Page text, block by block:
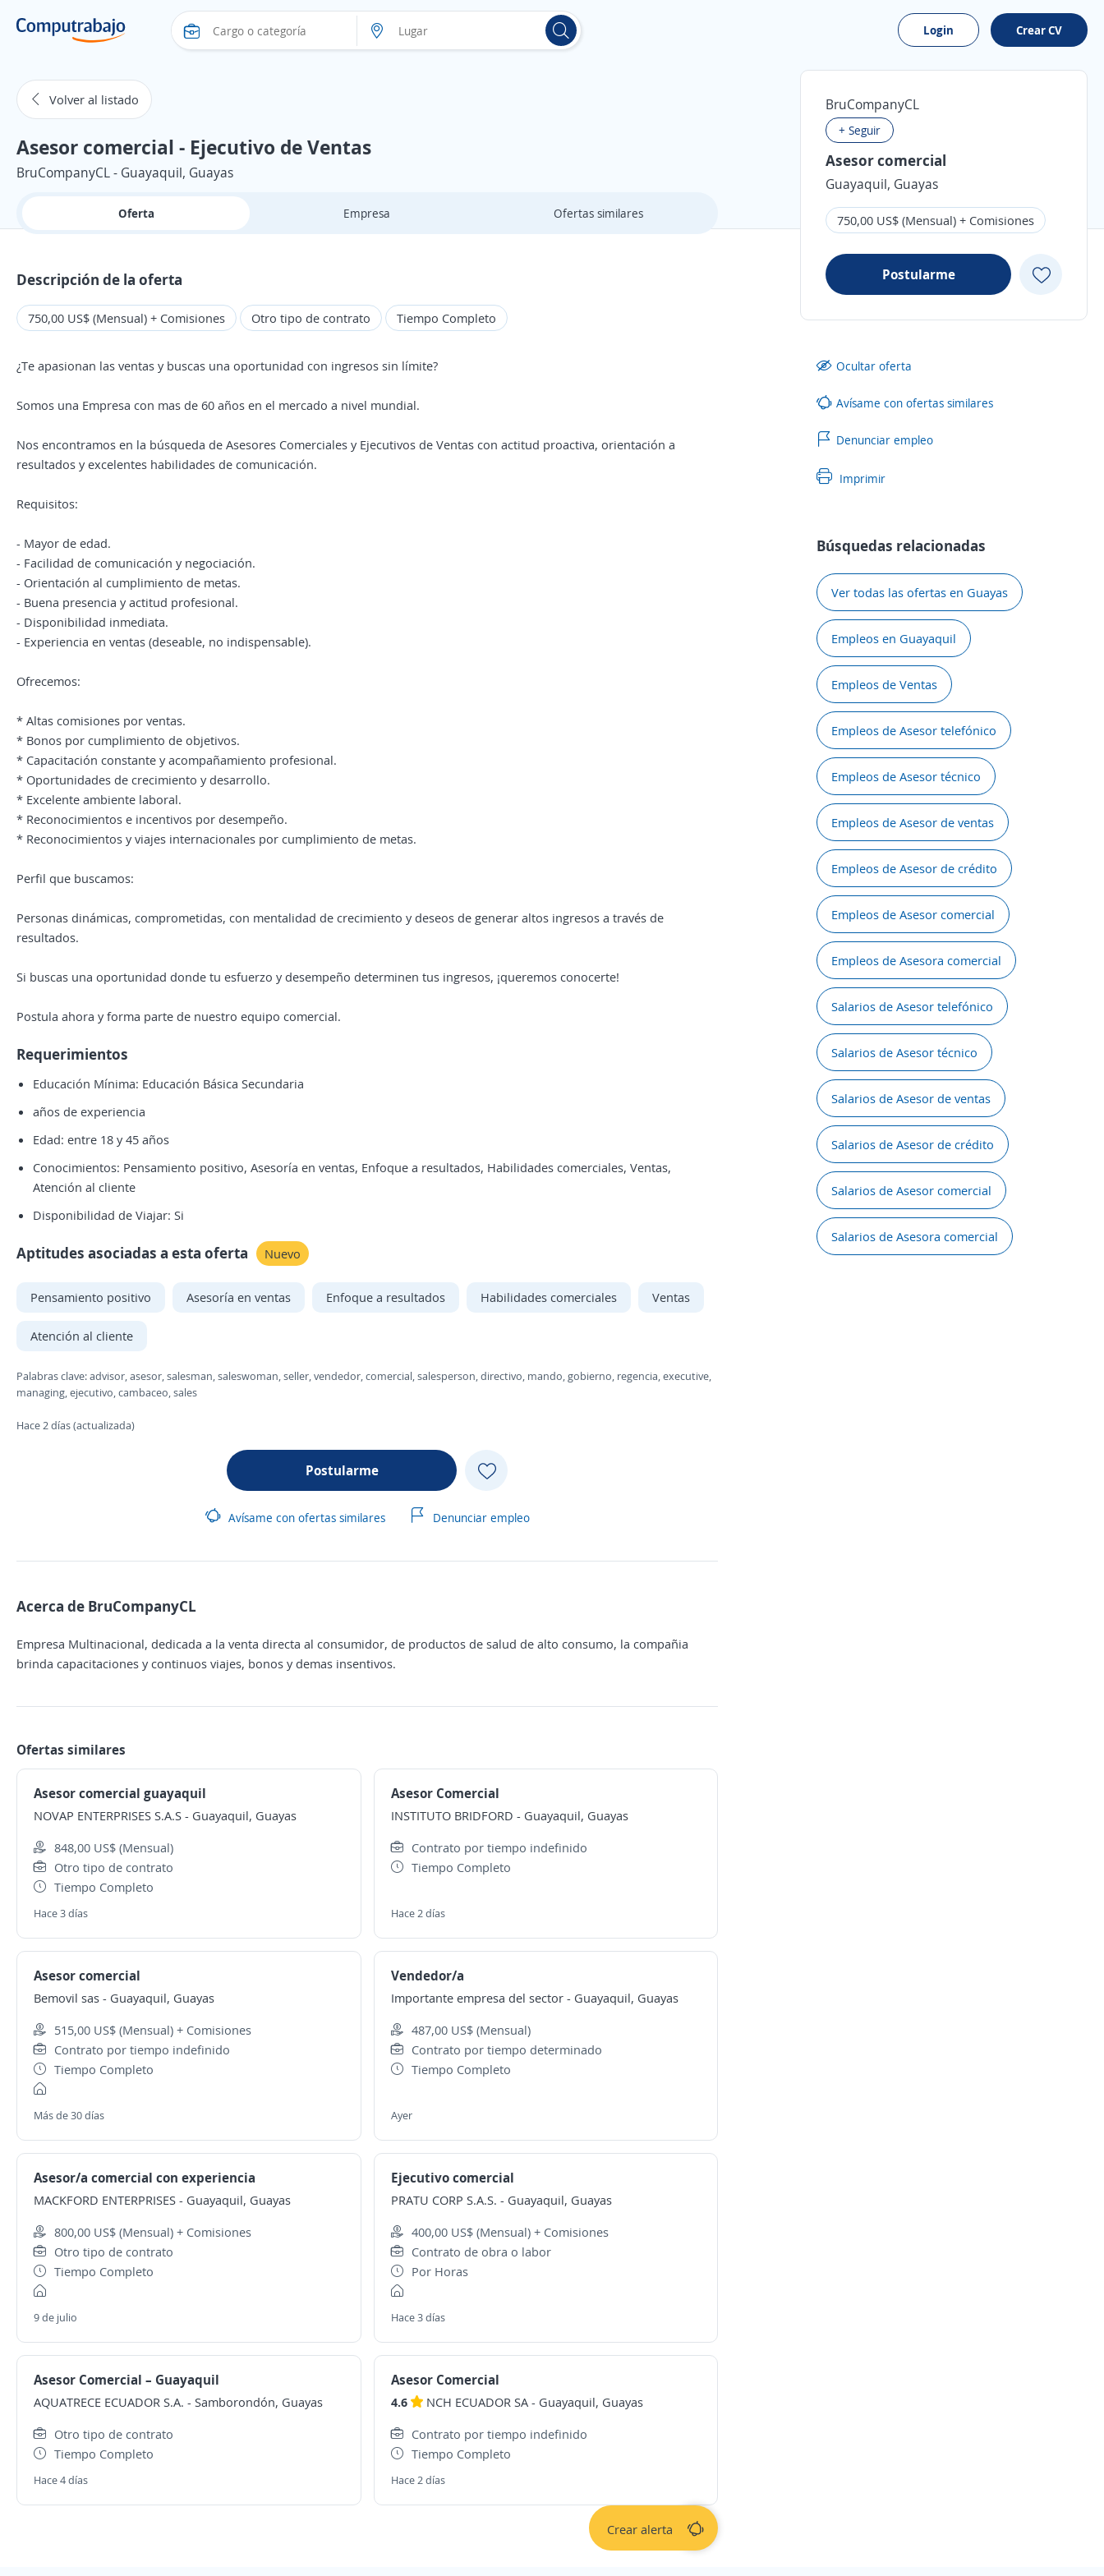
Login Crear CV
Volver al listado
Asesor comercial - Ejecutivo de Ventas
BruCompanyCL - Guayaquil, Guayas
Oferta Empresa Ofertas similares
Descripción de la oferta
750,00 US$ (Mensual) + Comisiones Otro tipo de contrato Tiempo Completo
¿Te apasionan las ventas y buscas una oportunidad con ingresos sin límite?
Somos una Empresa con mas de 60 años en el mercado a nivel mundial.
Nos encontramos en la búsqueda de Asesores Comerciales y Ejecutivos de Ventas con actitud proactiva, orientación a
resultados y excelentes habilidades de comunicación.
Requisitos:
- Mayor de edad.
- Facilidad de comunicación y negociación.
- Orientación al cumplimiento de metas.
- Buena presencia y actitud profesional.
- Disponibilidad inmediata.
- Experiencia en ventas (deseable, no indispensable).
Ofrecemos:
* Altas comisiones por ventas.
* Bonos por cumplimiento de objetivos.
* Capacitación constante y acompañamiento profesional.
* Oportunidades de crecimiento y desarrollo.
* Excelente ambiente laboral.
* Reconocimientos e incentivos por desempeño.
* Reconocimientos y viajes internacionales por cumplimiento de metas.
Perfil que buscamos:
Personas dinámicas, comprometidas, con mentalidad de crecimiento y deseos de generar altos ingresos a través de
resultados.
Si buscas una oportunidad donde tu esfuerzo y desempeño determinen tus ingresos, ¡queremos conocerte!
Postula ahora y forma parte de nuestro equipo comercial.
Requerimientos
Educación Mínima: Educación Básica Secundaria
años de experiencia
Edad: entre 18 y 45 años
Conocimientos: Pensamiento positivo, Asesoría en ventas, Enfoque a resultados, Habilidades comerciales, Ventas,
Atención al cliente
Disponibilidad de Viajar: Si
Aptitudes asociadas a esta oferta Nuevo
Pensamiento positivo Asesoría en ventas Enfoque a resultados Habilidades comerciales Ventas
Atención al cliente
Palabras clave: advisor, asesor, salesman, saleswoman, seller, vendedor, comercial, salesperson, directivo, mando, gobierno, regencia, executive,
managing, ejecutivo, cambaceo, sales
Hace 2 días (actualizada)
Postularme
Avísame con ofertas similares Denunciar empleo
Acerca de BruCompanyCL
Empresa Multinacional, dedicada a la venta directa al consumidor, de productos de salud de alto consumo, la compañia
brinda capacitaciones y continuos viajes, bonos y demas insentivos.
Ofertas similares
Asesor comercial guayaquil
NOVAP ENTERPRISES S.A.S - Guayaquil, Guayas
848,00 US$ (Mensual)
Otro tipo de contrato
Tiempo Completo
Hace 3 días
Asesor Comercial
INSTITUTO BRIDFORD - Guayaquil, Guayas
Contrato por tiempo indefinido
Tiempo Completo
Hace 2 días
Asesor comercial
Bemovil sas - Guayaquil, Guayas
515,00 US$ (Mensual) + Comisiones
Contrato por tiempo indefinido
Tiempo Completo
Más de 30 días
Vendedor/a
Importante empresa del sector - Guayaquil, Guayas
487,00 US$ (Mensual)
Contrato por tiempo determinado
Tiempo Completo
Ayer
Asesor/a comercial con experiencia
MACKFORD ENTERPRISES - Guayaquil, Guayas
800,00 US$ (Mensual) + Comisiones
Otro tipo de contrato
Tiempo Completo
9 de julio
Ejecutivo comercial
PRATU CORP S.A.S. - Guayaquil, Guayas
400,00 US$ (Mensual) + Comisiones
Contrato de obra o labor
Por Horas
Hace 3 días
Asesor Comercial – Guayaquil
AQUATRECE ECUADOR S.A. - Samborondón, Guayas
Otro tipo de contrato
Tiempo Completo
Hace 4 días
Asesor Comercial
4.6 NCH ECUADOR SA - Guayaquil, Guayas
Contrato por tiempo indefinido
Tiempo Completo
Hace 2 días
Crear alerta
BruCompanyCL
+ Seguir
Asesor comercial
Guayaquil, Guayas
750,00 US$ (Mensual) + Comisiones
Postularme
Ocultar oferta
Avísame con ofertas similares
Denunciar empleo
Imprimir
Búsquedas relacionadas
Ver todas las ofertas en Guayas
Empleos en Guayaquil
Empleos de Ventas
Empleos de Asesor telefónico
Empleos de Asesor técnico
Empleos de Asesor de ventas
Empleos de Asesor de crédito
Empleos de Asesor comercial
Empleos de Asesora comercial
Salarios de Asesor telefónico
Salarios de Asesor técnico
Salarios de Asesor de ventas
Salarios de Asesor de crédito
Salarios de Asesor comercial
Salarios de Asesora comercial